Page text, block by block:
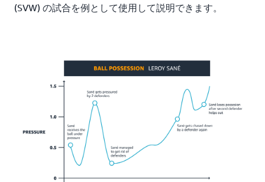
(SVW) の試合を例として使用して説明できます。